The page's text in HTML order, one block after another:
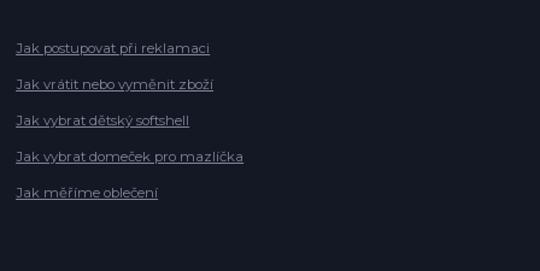
Jak postupovat při reklamaci
Jak vrátit nebo vyměnit zboží
Jak vybrat dětský softshell
Jak vybrat domeček pro mazlíčka
Jak měříme oblečení